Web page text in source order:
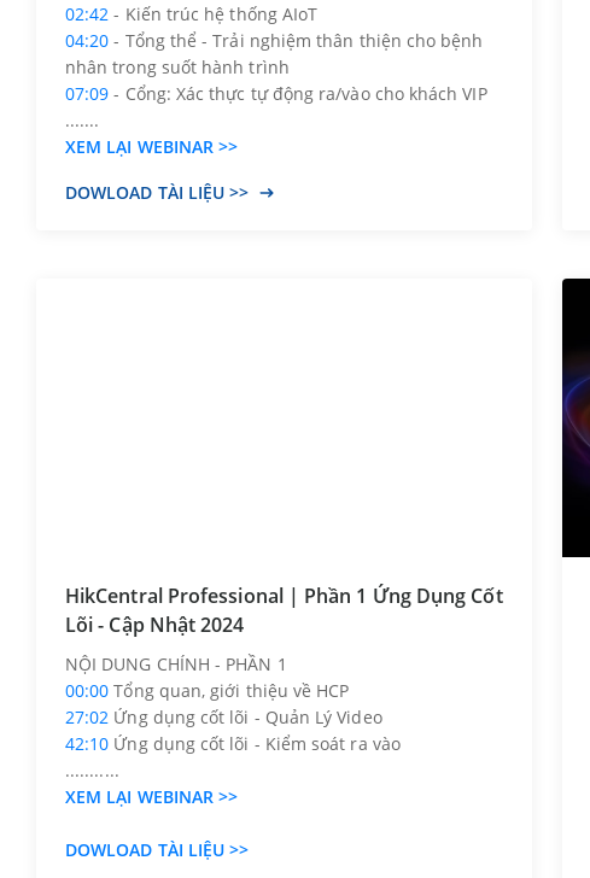
02:42 - Kiến trúc hệ thống AIoT
04:20 - Tổng thể - Trải nghiệm thân thiện cho bệnh
nhân trong suốt hành trình
07:09 - Cổng: Xác thực tự động ra/vào cho khách VIP
.......
XEM LẠI WEBINAR >>
DOWLOAD TÀI LIỆU >>
HikCentral Professional | Phần 1 Ứng Dụng Cốt
Lõi - Cập Nhật 2024
NỘI DUNG CHÍNH - PHẦN 1
00:00 Tổng quan, giới thiệu về HCP
27:02 Ứng dụng cốt lõi - Quản Lý Video
42:10 Ứng dụng cốt lõi - Kiểm soát ra vào
...........
XEM LẠI WEBINAR >>
DOWLOAD TÀI LIỆU >>